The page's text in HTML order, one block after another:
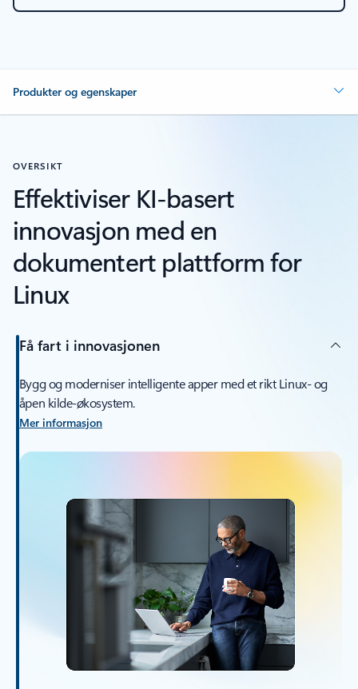
Produkter og egenskaper
OVERSIKT
Effektiviser KI-basert
innovasjon med en
dokumentert plattform for
Linux
Få fart i innovasjonen
Bygg og moderniser intelligente apper med et rikt Linux- og
åpen kilde-økosystem.
Mer informasjon